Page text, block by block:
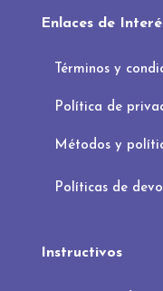
Enlaces de
Términos y
Política de
Métodos y
Políticas de
Instructivos